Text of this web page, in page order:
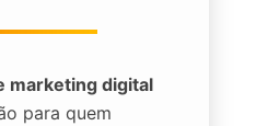
marketing digital
para quem